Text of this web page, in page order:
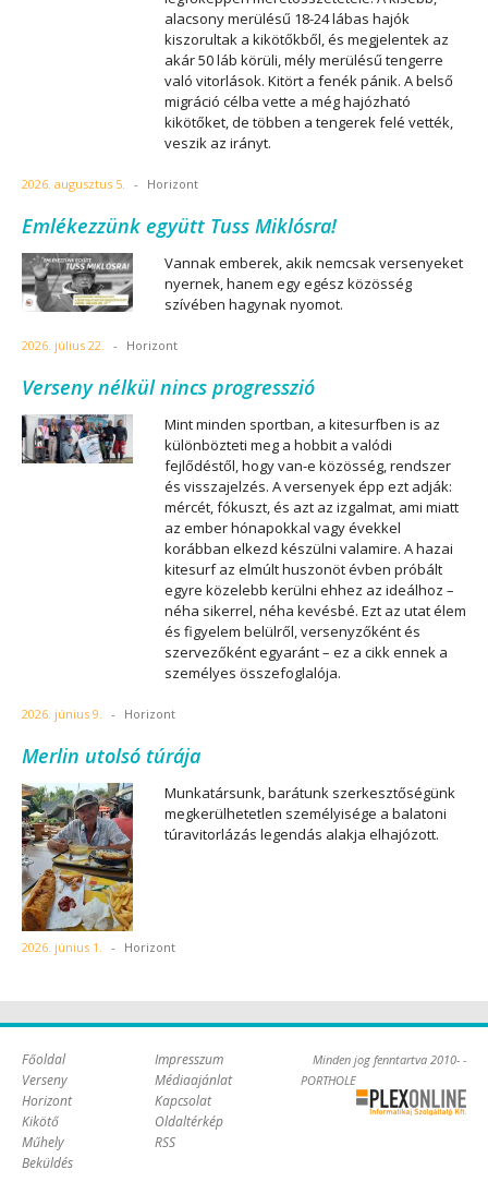
alacsony merülésű 18-24 lábas hajók
kiszorultak a kikötőkből, és megjelentek az
akár 50 láb körüli, mély merülésű tengerre
való vitorlások. Kitört a fenék pánik. A belső
migráció célba vette a még hajózható
kikötőket, de többen a tengerek felé vették,
veszik az irányt.
2026. augusztus 5. - Horizont
Emlékezzünk együtt Tuss Miklósra!
Vannak emberek, akik nemcsak versenyeket
nyernek, hanem egy egész közösség
szívében hagynak nyomot.
2026. július 22. - Horizont
Verseny nélkül nincs progresszió
Mint minden sportban, a kitesurfben is az
különbözteti meg a hobbit a valódi
fejlődéstől, hogy van-e közösség, rendszer
és visszajelzés. A versenyek épp ezt adják:
mércét, fókuszt, és azt az izgalmat, ami miatt
az ember hónapokkal vagy évekkel
korábban elkezd készülni valamire. A hazai
kitesurf az elmúlt huszonöt évben próbált
egyre közelebb kerülni ehhez az ideálhoz –
néha sikerrel, néha kevésbé. Ezt az utat élem
és figyelem belülről, versenyzőként és
szervezőként egyaránt – ez a cikk ennek a
személyes összefoglalója.
2026. június 9. - Horizont
Merlin utolsó túrája
Munkatársunk, barátunk szerkesztőségünk
megkerülhetetlen személyisége a balatoni
túravitorlázás legendás alakja elhajózott.
2026. június 1. - Horizont
Főoldal
Verseny
Horizont
Kikötő
Műhely
Beküldés
Impresszum
Médiaajánlat
Kapcsolat
Oldaltérkép
RSS
Minden jog fenntartva 2010- -
PORTHOLE
Online Kft. -